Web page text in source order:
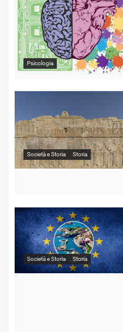
Psicologia
Società e Storia Storia
Società e Storia Storia